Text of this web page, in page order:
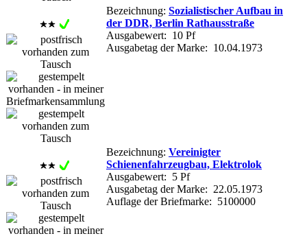
Bezeichnung: Sozialistischer Aufbau in
der DDR, Berlin Rathausstraße
Ausgabewert: 10 Pf
Ausgabetag der Marke: 10.04.1973
Bezeichnung: Vereinigter
Schienenfahrzeugbau, Elektrolok
Ausgabewert: 5 Pf
Ausgabetag der Marke: 22.05.1973
Auflage der Briefmarke: 5100000